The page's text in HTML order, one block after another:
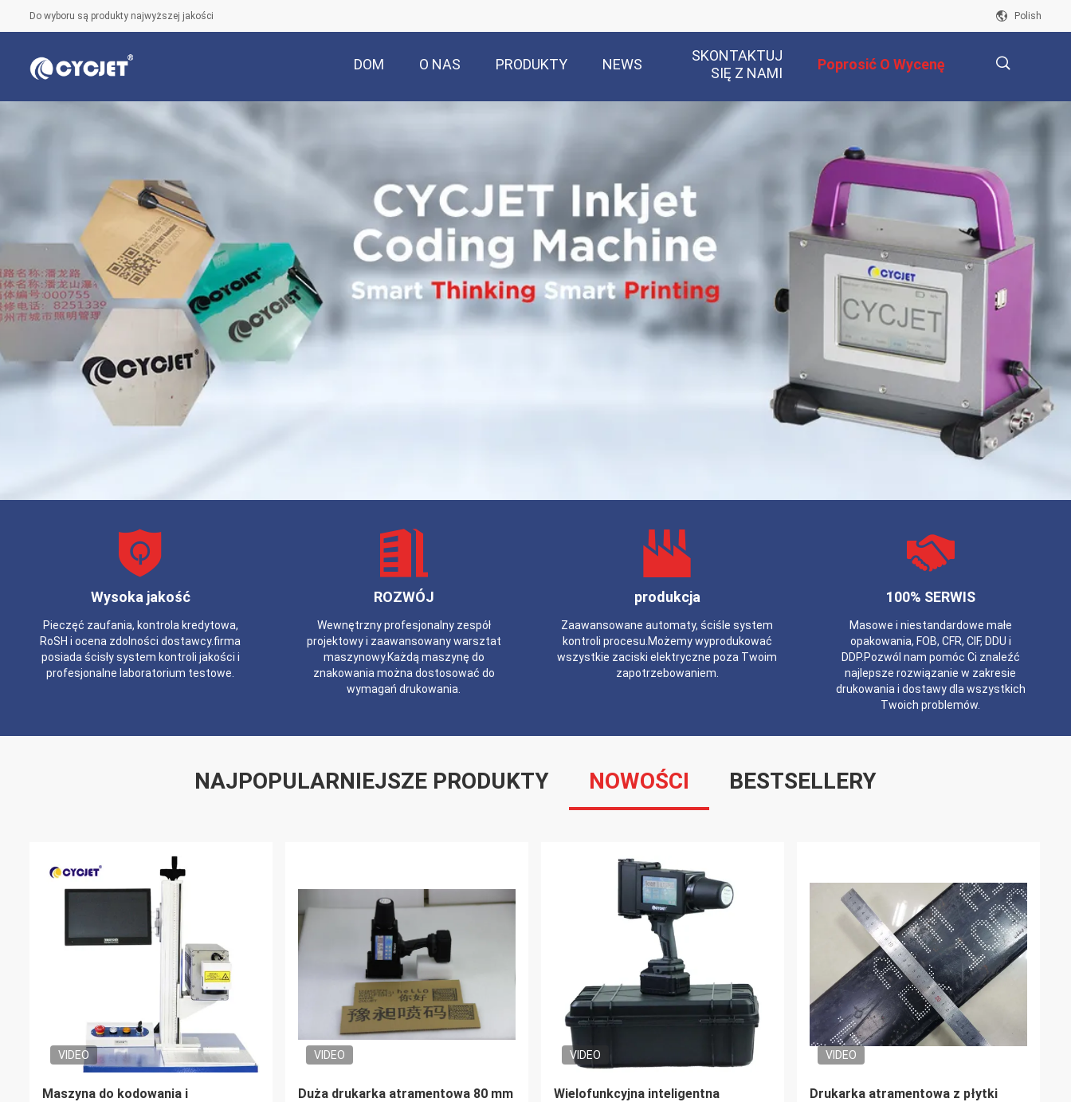
Do wyboru są produkty najwyższej jakości Polish
DOM O NAS PRODUKTY NEWS
SKONTAKTUJ
SIĘ Z NAMI
述
Poprosić O Wycenę
Wysoka jakość
Pieczęć zaufania, kontrola kredytowa,
RoSH i ocena zdolności dostawcy.firma
posiada ścisły system kontroli jakości i
profesjonalne laboratorium testowe.
ROZWÓJ
Wewnętrzny profesjonalny zespół
projektowy i zaawansowany warsztat
maszynowy.Każdą maszynę do
znakowania można dostosować do
wymagań drukowania.
produkcja
Zaawansowane automaty, ściśle system
kontroli procesu.Możemy wyprodukować
wszystkie zaciski elektryczne poza Twoim
zapotrzebowaniem.
100% SERWIS
Masowe i niestandardowe małe
opakowania, FOB, CFR, CIF, DDU i
DDP.Pozwól nam pomóc Ci znaleźć
najlepsze rozwiązanie w zakresie
drukowania i dostawy dla wszystkich
Twoich problemów.
NAJPOPULARNIEJSZE PRODUKTY NOWOŚCI BESTSELLERY
Termiczna drukarka atramentowa o
VIDEO
Drukarka atramentowa o wysokiej
Ręczna drukarka atramentowa 25-
Biurkowa przenośna drukarka